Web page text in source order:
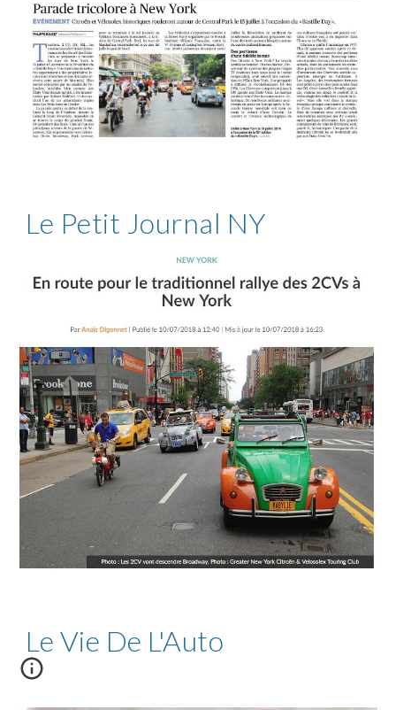
Le Petit Journal NY
Le Vie De L'Auto